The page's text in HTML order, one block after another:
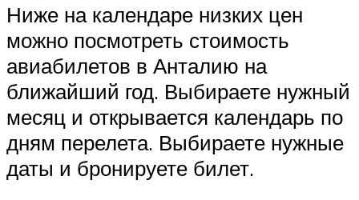
Ниже на календаре низких цен
можно посмотреть стоимость
авиабилетов в Анталию на
ближайший год. Выбираете нужный
месяц и открывается календарь по
дням перелета. Выбираете нужные
даты и бронируете билет.